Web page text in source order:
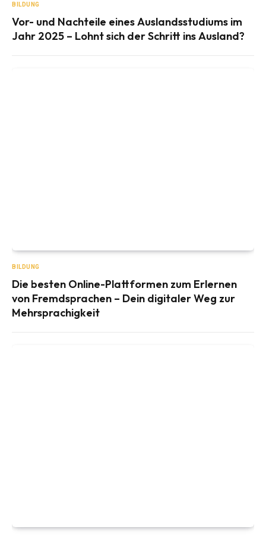
BILDUNG
Vor- und Nachteile eines Auslandsstudiums im
Jahr 2025 – Lohnt sich der Schritt ins Ausland?
BILDUNG
Die besten Online-Plattformen zum Erlernen
von Fremdsprachen – Dein digitaler Weg zur
Mehrsprachigkeit